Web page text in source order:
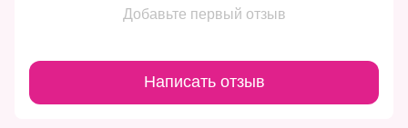
Добавьте первый отзыв
Написать отзыв